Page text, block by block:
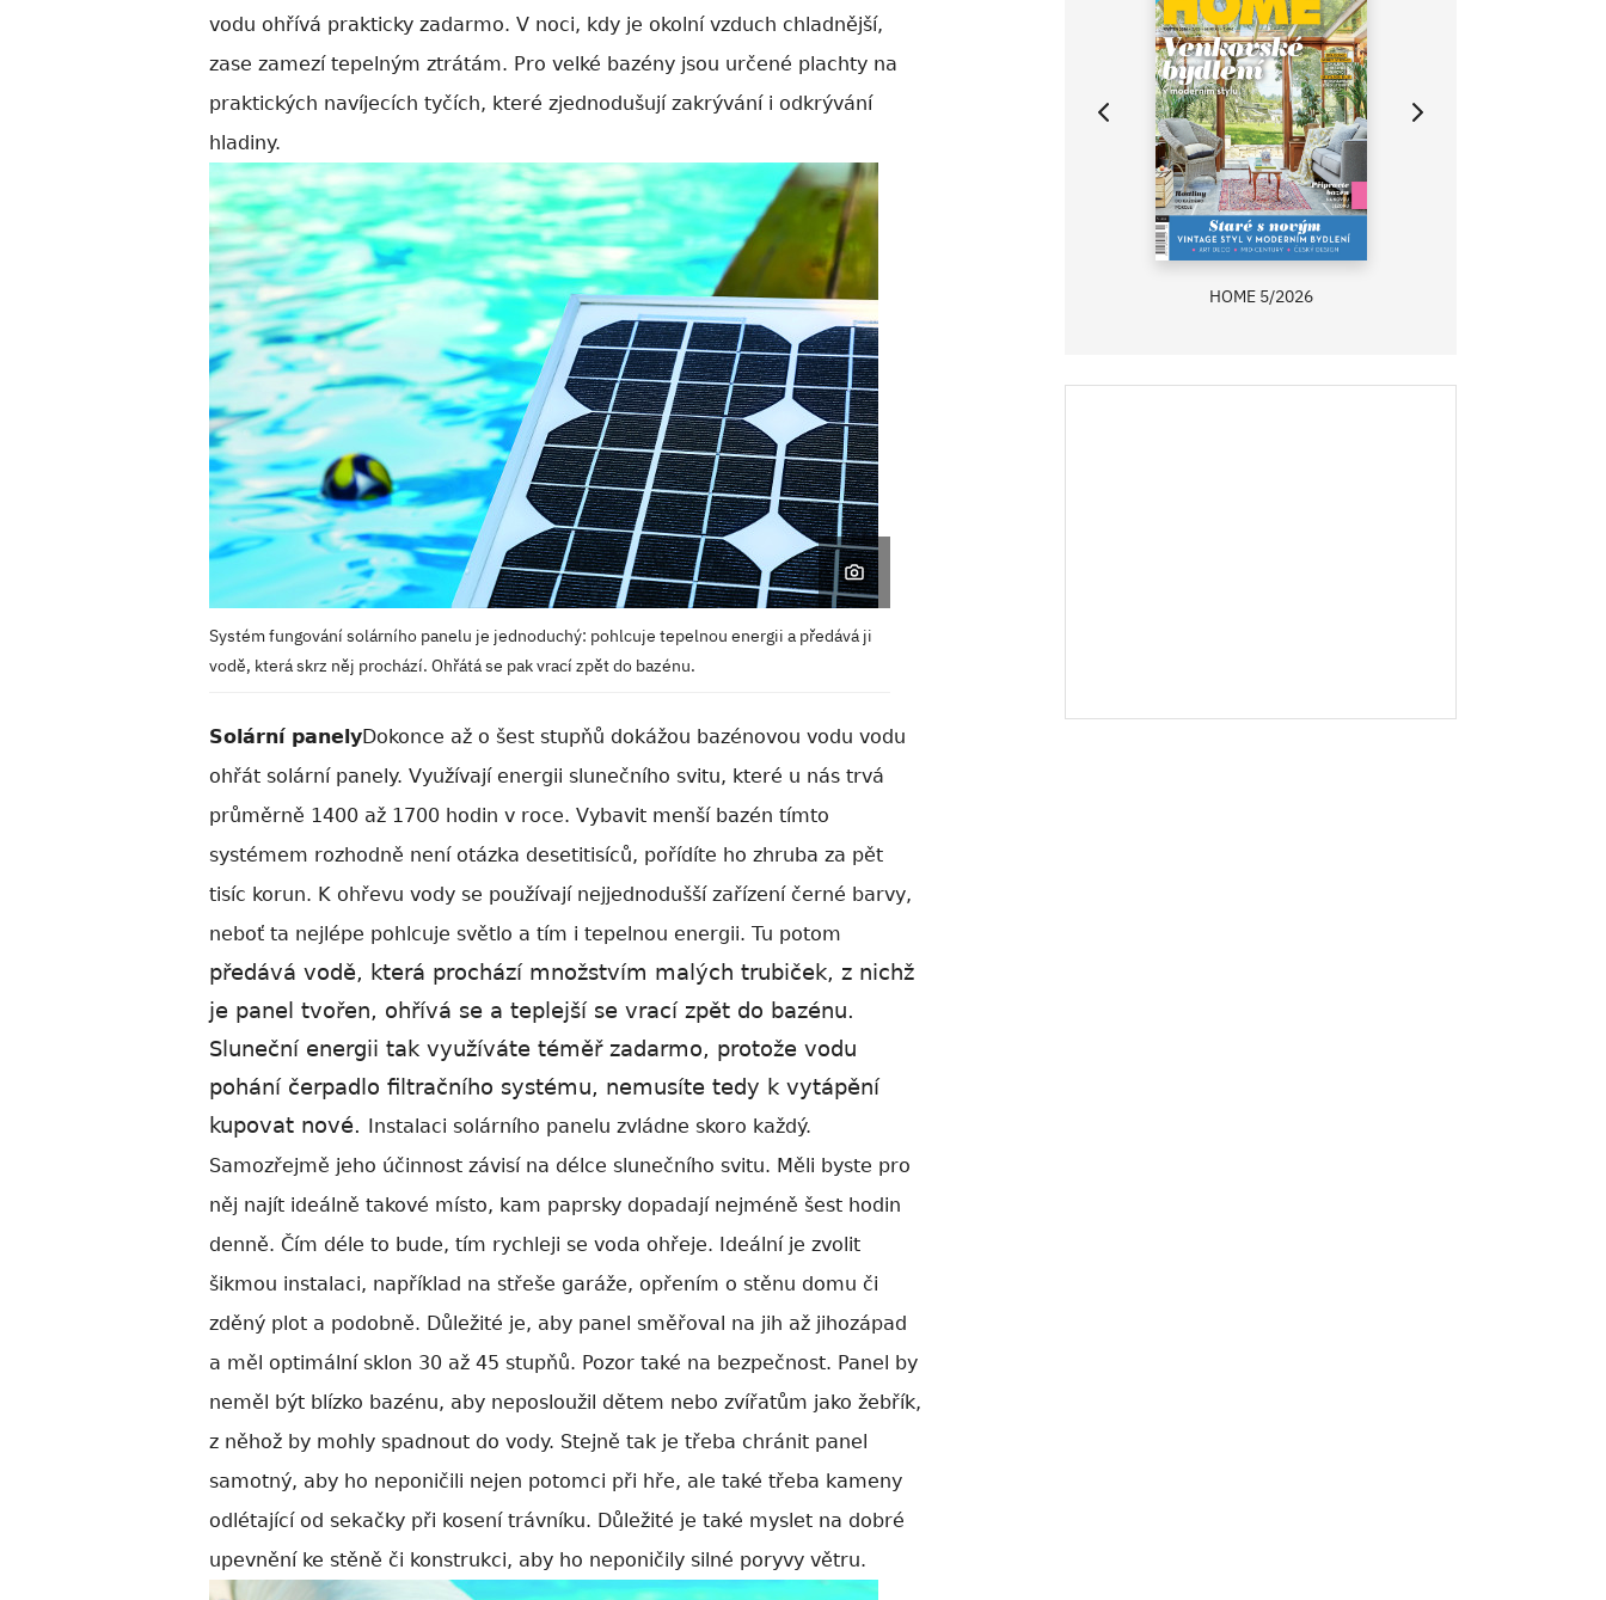
vodu ohřívá prakticky zadarmo. V noci, kdy je okolní vzduch chladnější,
zase zamezí tepelným ztrátám. Pro velké bazény jsou určené plachty na
praktických navíjecích tyčích, které zjednodušují zakrývání i odkrývání
hladiny.
Systém fungování solárního panelu je jednoduchý: pohlcuje tepelnou energii a předává ji
vodě, která skrz něj prochází. Ohřátá se pak vrací zpět do bazénu.
Solární panelyDokonce až o šest stupňů dokážou bazénovou vodu vodu
ohřát solární panely. Využívají energii slunečního svitu, které u nás trvá
průměrně 1400 až 1700 hodin v roce. Vybavit menší bazén tímto
systémem rozhodně není otázka desetitisíců, pořídíte ho zhruba za pět
tisíc korun. K ohřevu vody se používají nejjednodušší zařízení černé barvy,
neboť ta nejlépe pohlcuje světlo a tím i tepelnou energii. Tu potom
předává vodě, která prochází množstvím malých trubiček, z nichž
je panel tvořen, ohřívá se a teplejší se vrací zpět do bazénu.
Sluneční energii tak využíváte téměř zadarmo, protože vodu
pohání čerpadlo filtračního systému, nemusíte tedy k vytápění
kupovat nové.
Instalaci solárního panelu zvládne skoro každý.
Samozřejmě jeho účinnost závisí na délce slunečního svitu. Měli byste pro
něj najít ideálně takové místo, kam paprsky dopadají nejméně šest hodin
denně. Čím déle to bude, tím rychleji se voda ohřeje. Ideální je zvolit
šikmou instalaci, například na střeše garáže, opřením o stěnu domu či
zděný plot a podobně. Důležité je, aby panel směřoval na jih až jihozápad
a měl optimální sklon 30 až 45 stupňů. Pozor také na bezpečnost. Panel by
neměl být blízko bazénu, aby neposloužil dětem nebo zvířatům jako žebřík,
z něhož by mohly spadnout do vody. Stejně tak je třeba chránit panel
samotný, aby ho neponičili nejen potomci při hře, ale také třeba kameny
odlétající od sekačky při kosení trávníku. Důležité je také myslet na dobré
upevnění ke stěně či konstrukci, aby ho neponičily silné poryvy větru.
HOME 5/2026
V ZAHRADĚ 2/2026